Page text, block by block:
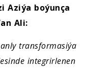
Aziýa boýunça
Ali:
transformasiýa
integrirlenen